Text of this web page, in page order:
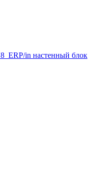
in настенный блок